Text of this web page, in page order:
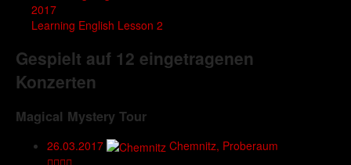
2017
Learning English Lesson 2
Gespielt auf 12 eingetragenen
Konzerten
Magical Mystery Tour
26.03.2017 Chemnitz, Proberaum